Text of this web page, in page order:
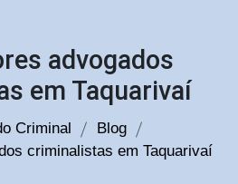
advogados
em Taquarivaí
Criminal
Blog
criminalistas em Taquarivaí